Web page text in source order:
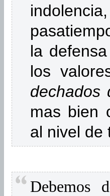
la
los
dechados
mas bien
al nivel de
Debemos